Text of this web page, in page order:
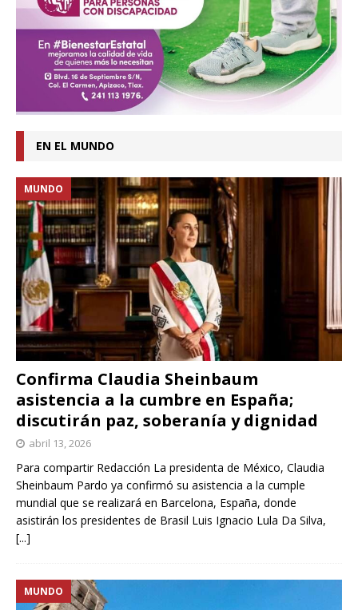
EN EL MUNDO
Confirma Claudia Sheinbaum
asistencia a la cumbre en España;
discutirán paz, soberanía y dignidad
MUNDO
abril 13, 2026
Para compartir Redacción La presidenta de México, Claudia
Sheinbaum Pardo ya confirmó su asistencia a la cumple
mundial que se realizará en Barcelona, España, donde
asistirán los presidentes de Brasil Luis Ignacio Lula Da Silva,
[...]
MUNDO